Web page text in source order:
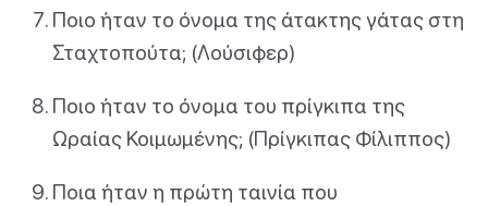
Ποιο ήταν το όνομα της άτακτης γάτας στη
Σταχτοπούτα; (Λούσιφερ)
Ποιο ήταν το όνομα του πρίγκιπα της
Ωραίας Κοιμωμένης; (Πρίγκιπας Φίλιππος)
Ποια ήταν η πρώτη ταινία που